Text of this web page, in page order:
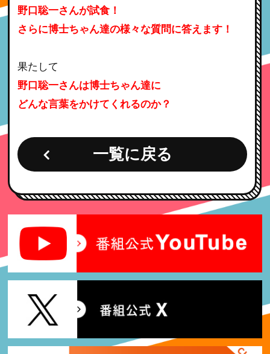
野口聡一さんが試食！
さらに博士ちゃん達の様々な質問に答えます！
果たして
野口聡一さんは博士ちゃん達に
どんな言葉をかけてくれるのか？
一覧に戻る